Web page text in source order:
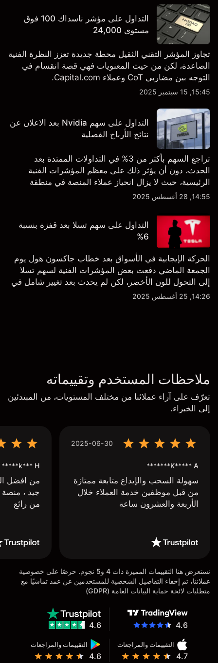
التداول على مؤشر ناسداك 100 فوق
مستوى 24,000
تجاوز المؤشر التقني الثقيل محطة جديدة تعزز النظرة الفنية
الصاعدة، لكن من حيث المعنويات فهي قصة انقسام في
التوجه بين مضاربي CoT وعملاء Capital.com.
15:45, 15 سبتمبر 2025
التداول على سهم Nvidia بعد الاعلان عن
نتائج الأرباح الفصلية
تراجع السهم بأكثر من 3% في التداولات الممتدة بعد
الحدث، دون أن يؤثر ذلك على معظم المؤشرات الفنية
الرئيسية، حيث لا يزال انحياز عملاء المنصة في منطقة
الشراء المفرط.
14:55, 28 أغسطس 2025
التداول على سهم تسلا بعد قفزة بنسبة
6%
الحركة الإيجابية في الأسواق بعد خطاب جاكسون هول يوم
الجمعة الماضي دفعت بعض المؤشرات الفنية لسهم تسلا
إلى التحول للون الأخضر، لكن لم يحدث بعد تغيير شامل في
النظرة الفنية سواء على الإطار اليومي أو الأسبوعي.
14:26, 25 أغسطس 2025
ملاحظات المستخدم وتقييماته
تعرّف على آراء عملائنا من مختلف المستويات، من المبتدئين
إلى الخبراء.
2025-06-30
K***** A*******
سهولة السحب والإيداع متابعة ممتازة
من قبل موظفين خدمة العملاء خلال
الأربعة والعشرون ساعة
k*** H*****
من افضل
جيد ،
من رائع
نستعرض هنا التقييمات المميزة ذات 4 و5 نجوم. حرصًا على خصوصية
عملائنا، تم إخفاء التفاصيل الشخصية للمستخدمين عن عمد تماشيًا مع
متطلبات لائحة حماية البيانات العامة (GDPR)
4.6
التقييمات والمراجعات
4.7
التقييمات والمراجعات
4.6
4.6